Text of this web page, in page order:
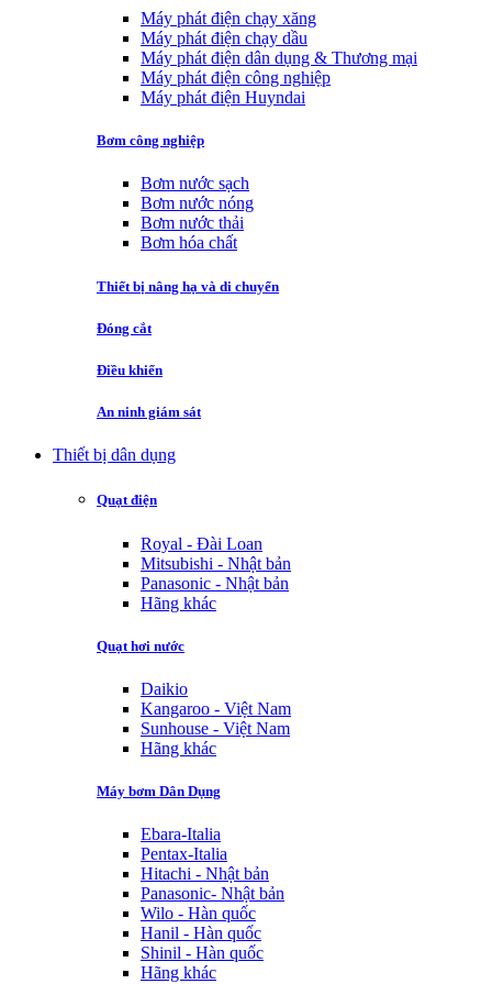
Máy phát điện chạy xăng
Máy phát điện chạy dầu
Máy phát điện dân dụng & Thương mại
Máy phát điện công nghiệp
Máy phát điện Huyndai
Bơm công nghiệp
Bơm nước sạch
Bơm nước nóng
Bơm nước thải
Bơm hóa chất
Thiết bị nâng hạ và di chuyển
Đóng cắt
Điều khiển
An ninh giám sát
Thiết bị dân dụng
Quạt điện
Royal - Đài Loan
Mitsubishi - Nhật bản
Panasonic - Nhật bản
Hãng khác
Quạt hơi nước
Daikio
Kangaroo - Việt Nam
Sunhouse - Việt Nam
Hãng khác
Máy bơm Dân Dụng
Ebara-Italia
Pentax-Italia
Hitachi - Nhật bản
Panasonic- Nhật bản
Wilo - Hàn quốc
Hanil - Hàn quốc
Shinil - Hàn quốc
Hãng khác